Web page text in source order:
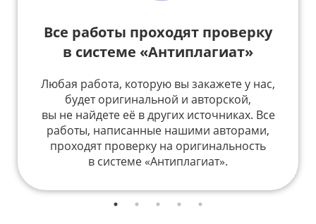
Все работы проходят проверку
в системе «Антиплагиат»
Любая работа, которую вы закажете у нас,
будет оригинальной и авторской,
вы не найдете её в других источниках. Все
работы, написанные нашими авторами,
проходят проверку на оригинальность
в системе «Антиплагиат».